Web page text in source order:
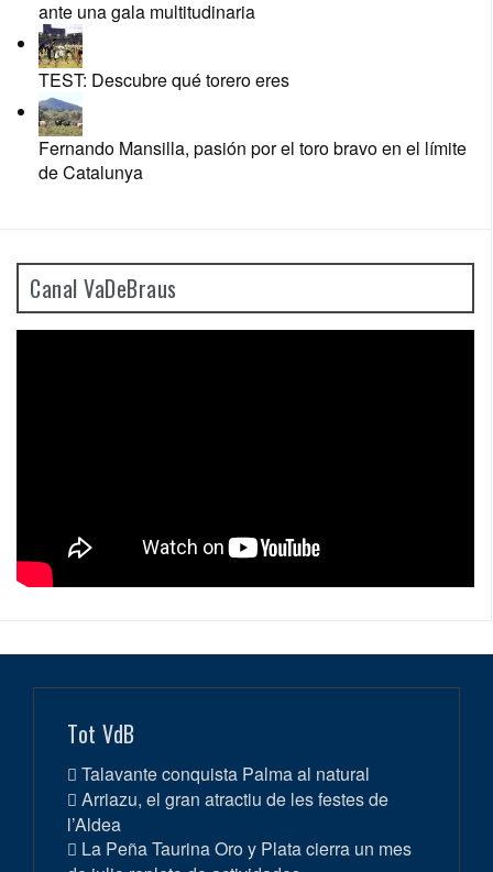
ante una gala multitudinaria
TEST: Descubre qué torero eres
Fernando Mansilla, pasión por el toro bravo en el límite
de Catalunya
Canal VaDeBraus
Tot VdB
Talavante conquista Palma al natural
Arriazu, el gran atractiu de les festes de
l’Aldea
La Peña Taurina Oro y Plata cierra un mes